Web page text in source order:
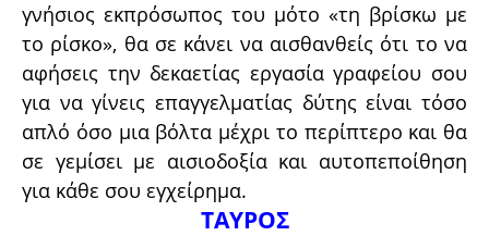
γνήσιος εκπρόσωπος του μότο «τη βρίσκω με
το ρίσκο», θα σε κάνει να αισθανθείς ότι το να
αφήσεις την δεκαετίας εργασία γραφείου σου
για να γίνεις επαγγελματίας δύτης είναι τόσο
απλό όσο μια βόλτα μέχρι το περίπτερο και θα
σε γεμίσει με αισιοδοξία και αυτοπεποίθηση
για κάθε σου εγχείρημα.
ΤΑΥΡΟΣ